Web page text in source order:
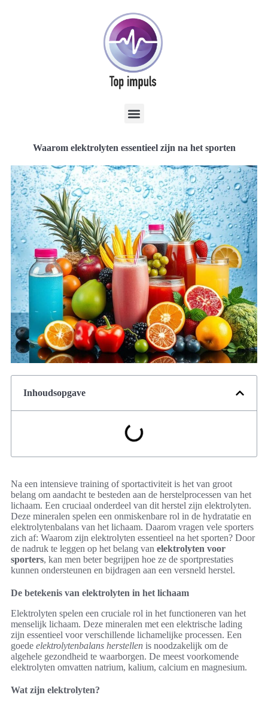
Waarom elektrolyten essentieel zijn na het sporten
Inhoudsopgave
Na een intensieve training of sportactiviteit is het van groot
belang om aandacht te besteden aan de herstelprocessen van het
lichaam. Een cruciaal onderdeel van dit herstel zijn elektrolyten.
Deze mineralen spelen een onmiskenbare rol in de hydratatie en
elektrolytenbalans van het lichaam. Daarom vragen vele sporters
zich af: Waarom zijn elektrolyten essentieel na het sporten? Door
de nadruk te leggen op het belang van elektrolyten voor
sporters, kan men beter begrijpen hoe ze de sportprestaties
kunnen ondersteunen en bijdragen aan een versneld herstel.
De betekenis van elektrolyten in het lichaam
Elektrolyten spelen een cruciale rol in het functioneren van het
menselijk lichaam. Deze mineralen met een elektrische lading
zijn essentieel voor verschillende lichamelijke processen. Een
goede elektrolytenbalans herstellen is noodzakelijk om de
algehele gezondheid te waarborgen. De meest voorkomende
elektrolyten omvatten natrium, kalium, calcium en magnesium.
Wat zijn elektrolyten?